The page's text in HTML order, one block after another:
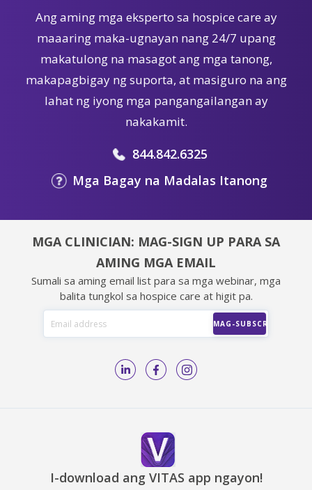
Ang aming mga eksperto sa hospice care ay
maaaring maka-ugnayan nang 24/7 upang
makatulong na masagot ang mga tanong,
makapagbigay ng suporta, at masiguro na ang
lahat ng iyong mga pangangailangan ay
nakakamit.
844.842.6325
Mga Bagay na Madalas Itanong
MGA CLINICIAN: MAG-SIGN UP PARA SA
AMING MGA EMAIL
Sumali sa aming email list para sa mga webinar, mga
balita tungkol sa hospice care at higit pa.
I-download ang VITAS app ngayon!